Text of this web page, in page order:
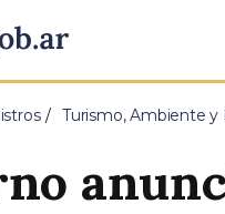
Turismo, Ambiente y